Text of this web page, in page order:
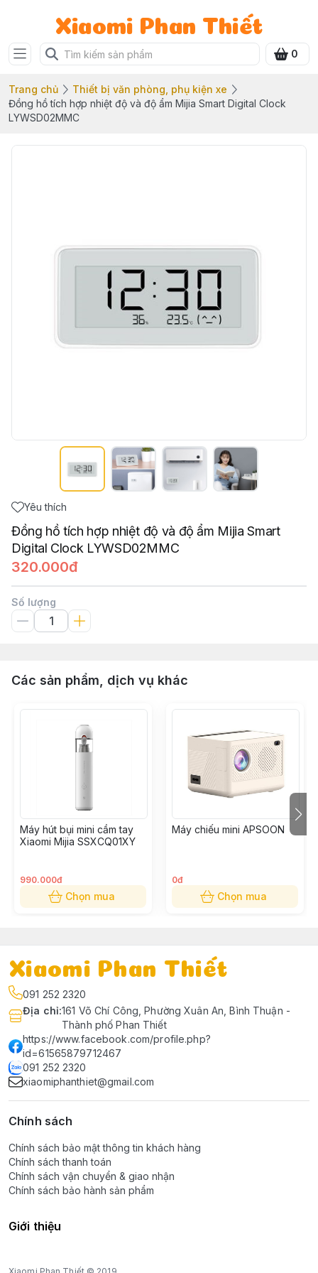
Xiaomi Phan Thiết
0
Trang chủ
Thiết bị văn phòng, phụ kiện xe
Đồng hồ tích hợp nhiệt độ và độ ẩm Mijia Smart Digital Clock
LYWSD02MMC
Yêu thích
Đồng hồ tích hợp nhiệt độ và độ ẩm Mijia Smart
Digital Clock LYWSD02MMC
320.000đ
Số lượng
Các sản phẩm, dịch vụ khác
Máy hút bụi mini cầm tay
Xiaomi Mijia SSXCQ01XY
990.000đ
Chọn mua
Máy chiếu mini APSOON
0đ
Chọn mua
Xiaomi Phan Thiết
091 252 2320
Địa chỉ:161 Võ Chí Công, Phường Xuân An, Bình Thuận -
Thành phố Phan Thiết
https://www.facebook.com/profile.php?
id=61565879712467
091 252 2320
xiaomiphanthiet@gmail.com
Chính sách
Chính sách bảo mật thông tin khách hàng
Chính sách thanh toán
Chính sách vận chuyển & giao nhận
Chính sách bảo hành sản phẩm
Giới thiệu